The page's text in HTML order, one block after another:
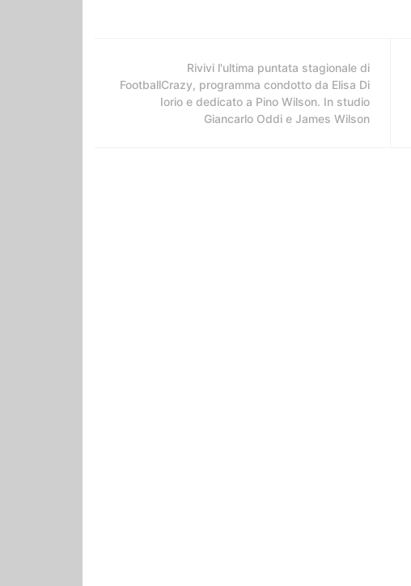
Rivivi l'ultima puntata stagionale di
FootballCrazy, programma condotto da Elisa Di
Iorio e dedicato a Pino Wilson. In studio
Giancarlo Oddi e James Wilson